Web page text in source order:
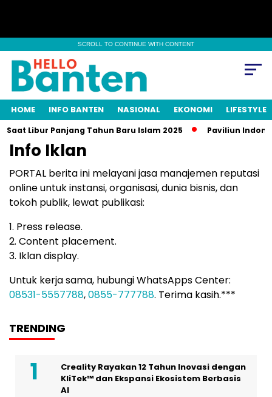
SCROLL TO CONTINUE WITH CONTENT
HOME INFO BANTEN NASIONAL EKONOMI LIFESTYLE
Libur Panjang Tahun Baru Islam 2025 Paviliun
Info Iklan
PORTAL berita ini melayani jasa manajemen reputasi
online untuk instansi, organisasi, dunia bisnis, dan
tokoh publik, lewat publikasi:
1. Press release.
2. Content placement.
3. Iklan display.
Untuk kerja sama, hubungi WhatsApps Center:
08531-5557788,0855-777788. Terima kasih.***
TRENDING
Creality Rayakan 12 Tahun Inovasi dengan
KliTek™ dan Ekspansi Ekosistem Berbasis
AI